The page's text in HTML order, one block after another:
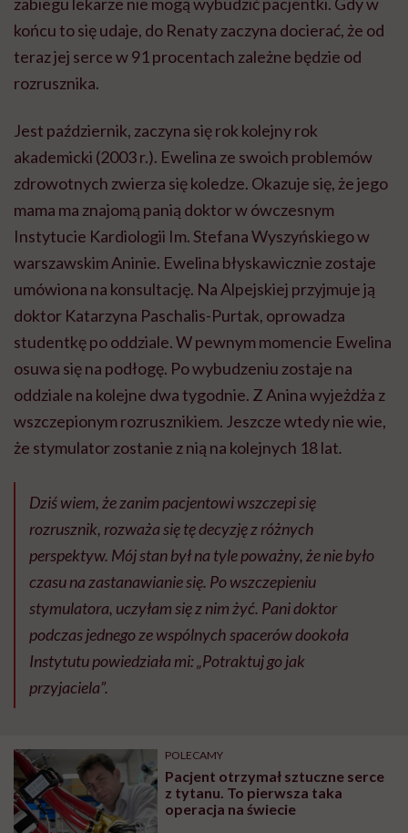
końcu to się udaje, do Renaty zaczyna docierać, że od
teraz jej serce w 91 procentach zależne będzie od
rozrusznika.
Jest październik, zaczyna się rok kolejny rok
akademicki (2003 r.). Ewelina ze swoich problemów
zdrowotnych zwierza się koledze. Okazuje się, że jego
mama ma znajomą panią doktor w ówczesnym
Instytucie Kardiologii Im. Stefana Wyszyńskiego w
warszawskim Aninie. Ewelina błyskawicznie zostaje
umówiona na konsultację. Na Alpejskiej przyjmuje ją
doktor Katarzyna Paschalis-Purtak, oprowadza
studentkę po oddziale. W pewnym momencie Ewelina
osuwa się na podłogę. Po wybudzeniu zostaje na
oddziale na kolejne dwa tygodnie. Z Anina wyjeżdża z
wszczepionym rozrusznikiem. Jeszcze wtedy nie wie,
że stymulator zostanie z nią na kolejnych 18 lat.
Dziś wiem, że zanim pacjentowi wszczepi się
rozrusznik, rozważa się tę decyzję z różnych
perspektyw. Mój stan był na tyle poważny, że nie było
czasu na zastanawianie się. Po wszczepieniu
stymulatora, uczyłam się z nim żyć. Pani doktor
podczas jednego ze wspólnych spacerów dookoła
Instytutu powiedziała mi: „Potraktuj go jak
przyjaciela”.
POLECAMY
Pacjent otrzymał sztuczne serce
z tytanu. To pierwsza taka
operacja na świecie